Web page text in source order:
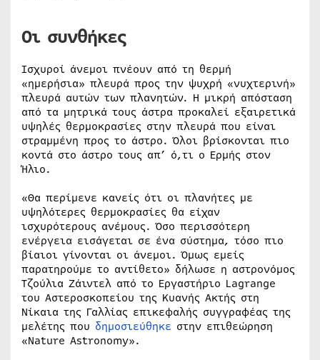
Οι συνθήκες
Ισχυροί άνεμοι πνέουν από τη θερμή
«ημερήσια» πλευρά προς την ψυχρή «νυχτερινή»
πλευρά αυτών των πλανητών. Η μικρή απόσταση
από τα μητρικά τους άστρα προκαλεί εξαιρετικά
υψηλές θερμοκρασίες στην πλευρά που είναι
στραμμένη προς το άστρο. Όλοι βρίσκονται πιο
κοντά στο άστρο τους απ’ ό,τι ο Ερμής στον
Ήλιο.
«Θα περίμενε κανείς ότι οι πλανήτες με
υψηλότερες θερμοκρασίες θα είχαν
ισχυρότερους ανέμους. Όσο περισσότερη
ενέργεια εισάγεται σε ένα σύστημα, τόσο πιο
βίαιοι γίνονται οι άνεμοι. Όμως εμείς
παρατηρούμε το αντίθετο» δήλωσε η αστρονόμος
Τζούλια Ζάιντελ από το Εργαστήριο Lagrange
του Αστεροσκοπείου της Κυανής Ακτής στη
Νίκαια της Γαλλίας επικεφαλής συγγραφέας της
μελέτης που δημοσιεύθηκε στην επιθεώρηση
«Nature Astronomy».